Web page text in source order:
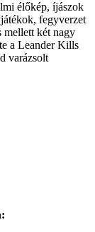
élőkép, íjászok
fegyverzet
mellett két nagy
a Leander Kills
varázsolt